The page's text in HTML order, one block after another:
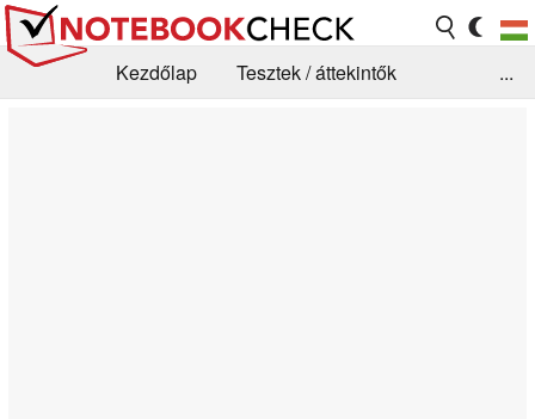
Kezdőlap
Tesztek / áttekintők
...